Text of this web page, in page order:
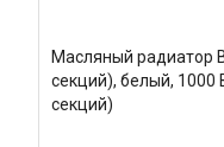
Масляный радиатор
секций), белый, 1000
секций)